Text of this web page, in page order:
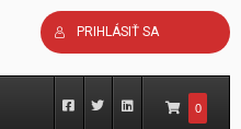
PRIHLÁSIŤ SA
0